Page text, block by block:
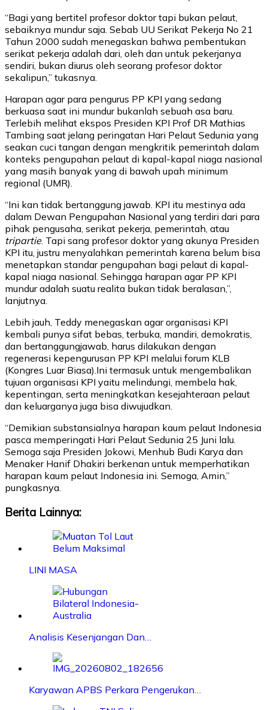
“Bagi yang bertitel profesor doktor tapi bukan pelaut,
sebaiknya mundur saja. Sebab UU Serikat Pekerja No 21
Tahun 2000 sudah menegaskan bahwa pembentukan
serikat pekerja adalah dari, oleh dan untuk pekerjanya
sendiri, bukan diurus oleh seorang profesor doktor
sekalipun,” tukasnya.
Harapan agar para pengurus PP KPI yang sedang
berkuasa saat ini mundur bukanlah sebuah asa baru.
Terlebih melihat ekspos Presiden KPI Prof DR Mathias
Tambing saat jelang peringatan Hari Pelaut Sedunia yang
seakan cuci tangan dengan mengkritik pemerintah dalam
konteks pengupahan pelaut di kapal-kapal niaga nasional
yang masih banyak yang di bawah upah minimum
regional (UMR).
“Ini kan tidak bertanggung jawab. KPI itu mestinya ada
dalam Dewan Pengupahan Nasional yang terdiri dari para
pihak pengusaha, serikat pekerja, pemerintah, atau
tripartie. Tapi sang profesor doktor yang akunya Presiden
KPI itu, justru menyalahkan pemerintah karena belum bisa
menetapkan standar pengupahan bagi pelaut di kapal-
kapal niaga nasional. Sehingga harapan agar PP KPI
mundur adalah suatu realita bukan tidak beralasan,”,
lanjutnya.
Lebih jauh, Teddy menegaskan agar organisasi KPI
kembali punya sifat bebas, terbuka, mandiri, demokratis,
dan bertanggungjawab, harus dilakukan dengan
regenerasi kepengurusan PP KPI melalui forum KLB
(Kongres Luar Biasa).Ini termasuk untuk mengembalikan
tujuan organisasi KPI yaitu melindungi, membela hak,
kepentingan, serta meningkatkan kesejahteraan pelaut
dan keluarganya juga bisa diwujudkan.
“Demikian substansialnya harapan kaum pelaut Indonesia
pasca memperingati Hari Pelaut Sedunia 25 Juni lalu.
Semoga saja Presiden Jokowi, Menhub Budi Karya dan
Menaker Hanif Dhakiri berkenan untuk memperhatikan
harapan kaum pelaut Indonesia ini. Semoga, Amin,”
pungkasnya.
Berita Lainnya:
LINI MASA
Analisis Kesenjangan Dan…
Karyawan APBS Perkara Pengerukan…